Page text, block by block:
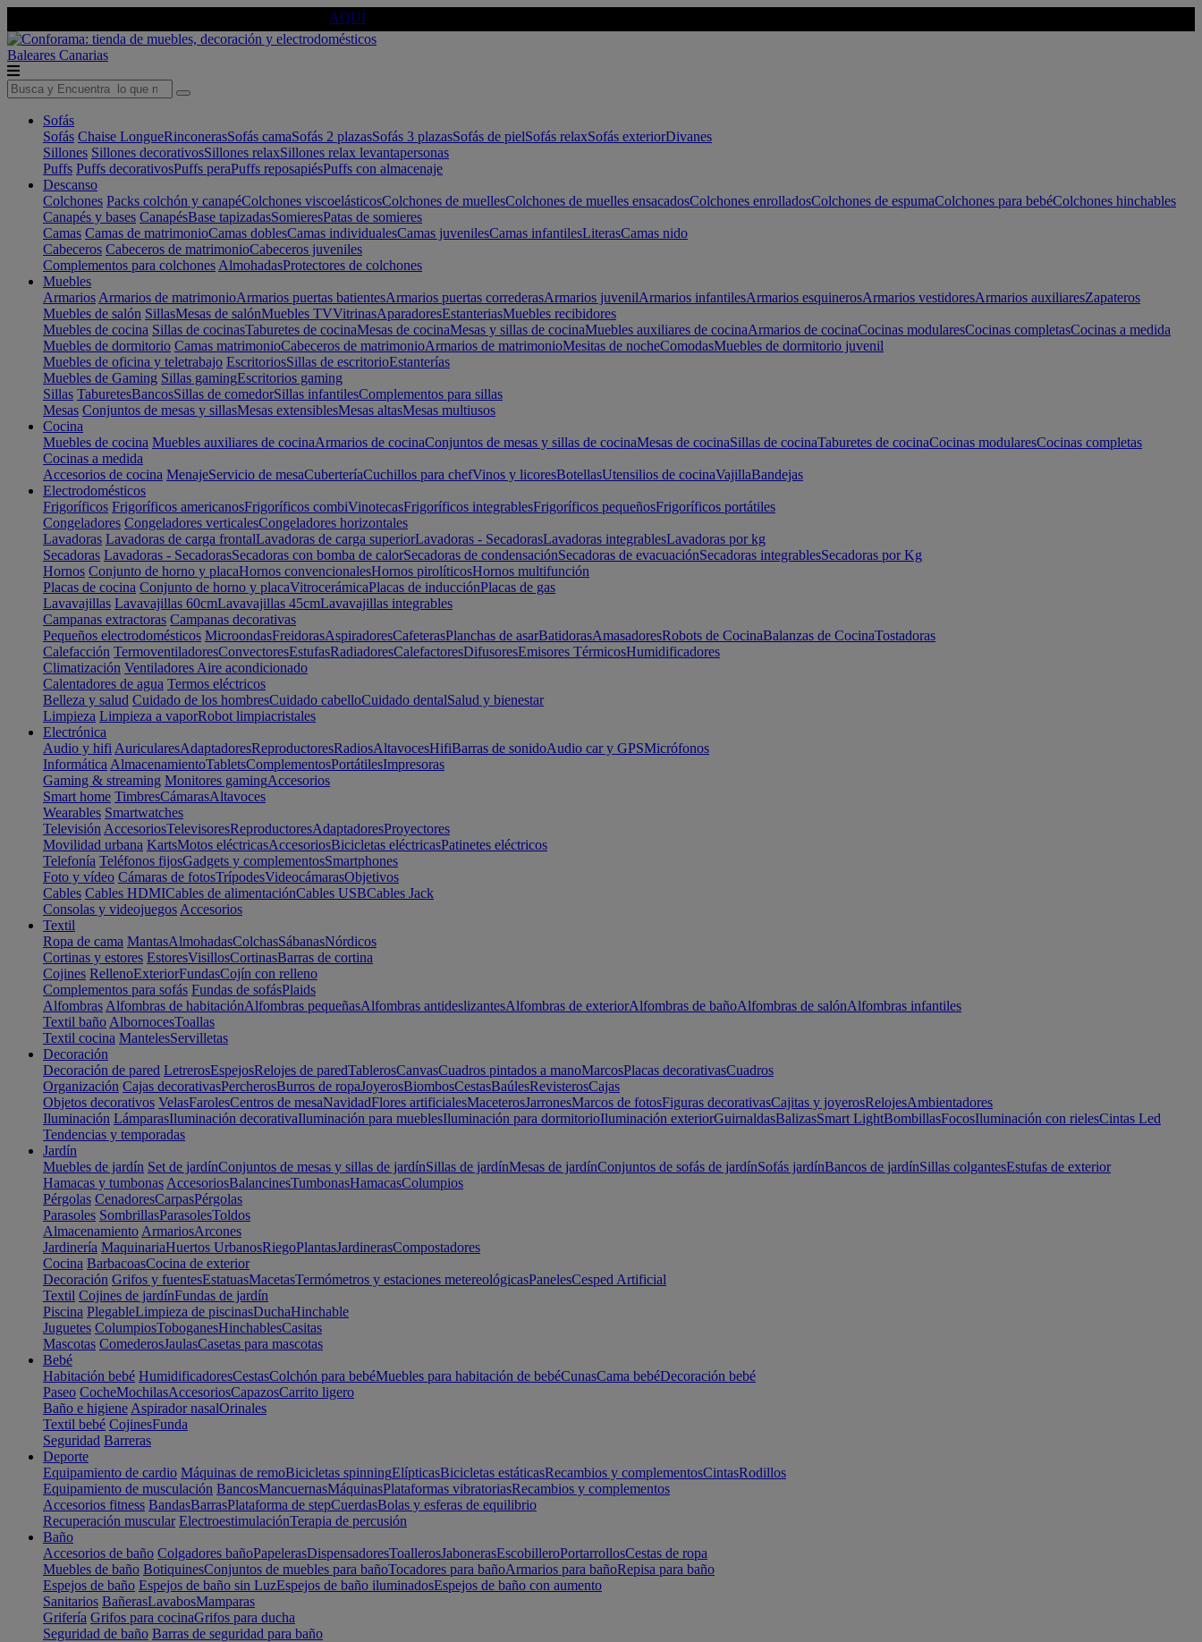
AQUÍ
Baleares Canarias
Sofás
Sofás Chaise LongueRinconerasSofás camaSofás 2 plazasSofás 3 plazasSofás de pielSofás relaxSofás exteriorDivanes
Sillones Sillones decorativosSillones relaxSillones relax levantapersonas
Puffs Puffs decorativosPuffs peraPuffs reposapiésPuffs con almacenaje
Descanso
Colchones Packs colchón y canapéColchones viscoelásticosColchones de muellesColchones de muelles ensacadosColchones enrolladosColchones de espumaColchones para bebéColchones hinchables
Canapés y bases CanapésBase tapizadasSomieresPatas de somieres
Camas Camas de matrimonioCamas doblesCamas individualesCamas juvenilesCamas infantilesLiterasCamas nido
Cabeceros Cabeceros de matrimonioCabeceros juveniles
Complementos para colchones AlmohadasProtectores de colchones
Muebles
Armarios Armarios de matrimonioArmarios puertas batientesArmarios puertas correderasArmarios juvenilArmarios infantilesArmarios esquinerosArmarios vestidoresArmarios auxiliaresZapateros
Muebles de salón SillasMesas de salónMuebles TVVitrinasAparadoresEstanteriasMuebles recibidores
Muebles de cocina Sillas de cocinasTaburetes de cocinaMesas de cocinaMesas y sillas de cocinaMuebles auxiliares de cocinaArmarios de cocinaCocinas modularesCocinas completasCocinas a medida
Muebles de dormitorio Camas matrimonioCabeceros de matrimonioArmarios de matrimonioMesitas de nocheComodasMuebles de dormitorio juvenil
Muebles de oficina y teletrabajo EscritoriosSillas de escritorioEstanterías
Muebles de Gaming Sillas gamingEscritorios gaming
Sillas TaburetesBancosSillas de comedorSillas infantilesComplementos para sillas
Mesas Conjuntos de mesas y sillasMesas extensiblesMesas altasMesas multiusos
Cocina
Muebles de cocina Muebles auxiliares de cocinaArmarios de cocinaConjuntos de mesas y sillas de cocinaMesas de cocinaSillas de cocinaTaburetes de cocinaCocinas modularesCocinas completas
Cocinas a medida
Accesorios de cocina MenajeServicio de mesaCuberteríaCuchillos para chefVinos y licoresBotellasUtensilios de cocinaVajillaBandejas
Electrodomésticos
Frigoríficos Frigoríficos americanosFrigoríficos combiVinotecasFrigoríficos integrablesFrigoríficos pequeñosFrigoríficos portátiles
Congeladores Congeladores verticalesCongeladores horizontales
Lavadoras Lavadoras de carga frontalLavadoras de carga superiorLavadoras - SecadorasLavadoras integrablesLavadoras por kg
Secadoras Lavadoras - SecadorasSecadoras con bomba de calorSecadoras de condensaciónSecadoras de evacuaciónSecadoras integrablesSecadoras por Kg
Hornos Conjunto de horno y placaHornos convencionalesHornos pirolíticosHornos multifunción
Placas de cocina Conjunto de horno y placaVitrocerámicaPlacas de inducciónPlacas de gas
Lavavajillas Lavavajillas 60cmLavavajillas 45cmLavavajillas integrables
Campanas extractoras Campanas decorativas
Pequeños electrodomésticos MicroondasFreidorasAspiradoresCafeterasPlanchas de asarBatidorasAmasadoresRobots de CocinaBalanzas de CocinaTostadoras
Calefacción TermoventiladoresConvectoresEstufasRadiadoresCalefactoresDifusoresEmisores TérmicosHumidificadores
Climatización Ventiladores Aire acondicionado
Calentadores de agua Termos eléctricos
Belleza y salud Cuidado de los hombresCuidado cabelloCuidado dentalSalud y bienestar
Limpieza Limpieza a vaporRobot limpiacristales
Electrónica
Audio y hifi AuricularesAdaptadoresReproductoresRadiosAltavocesHifiBarras de sonidoAudio car y GPSMicrófonos
Informática AlmacenamientoTabletsComplementosPortátilesImpresoras
Gaming & streaming Monitores gamingAccesorios
Smart home TimbresCámarasAltavoces
Wearables Smartwatches
Televisión AccesoriosTelevisoresReproductoresAdaptadoresProyectores
Movilidad urbana KartsMotos eléctricasAccesoriosBicicletas eléctricasPatinetes eléctricos
Telefonía Teléfonos fijosGadgets y complementosSmartphones
Foto y vídeo Cámaras de fotosTrípodesVideocámarasObjetivos
Cables Cables HDMICables de alimentaciónCables USBCables Jack
Consolas y videojuegos Accesorios
Textil
Ropa de cama MantasAlmohadasColchasSábanasNórdicos
Cortinas y estores EstoresVisillosCortinasBarras de cortina
Cojines RellenoExteriorFundasCojín con relleno
Complementos para sofás Fundas de sofásPlaids
Alfombras Alfombras de habitaciónAlfombras pequeñasAlfombras antideslizantesAlfombras de exteriorAlfombras de bañoAlfombras de salónAlfombras infantiles
Textil baño AlbornocesToallas
Textil cocina MantelesServilletas
Decoración
Decoración de pared LetrerosEspejosRelojes de paredTablerosCanvasCuadros pintados a manoMarcosPlacas decorativasCuadros
Organización Cajas decorativasPercherosBurros de ropaJoyerosBiombosCestasBaúlesRevisterosCajas
Objetos decorativos VelasFarolesCentros de mesaNavidadFlores artificialesMaceterosJarronesMarcos de fotosFiguras decorativasCajitas y joyerosRelojesAmbientadores
Iluminación LámparasIluminación decorativaIluminación para mueblesIluminación para dormitorioIluminación exteriorGuirnaldasBalizasSmart LightBombillasFocosIluminación con rielesCintas Led
Tendencias y temporadas
Jardín
Muebles de jardín Set de jardínConjuntos de mesas y sillas de jardínSillas de jardínMesas de jardínConjuntos de sofás de jardínSofás jardínBancos de jardínSillas colgantesEstufas de exterior
Hamacas y tumbonas AccesoriosBalancinesTumbonasHamacasColumpios
Pérgolas CenadoresCarpasPérgolas
Parasoles SombrillasParasolesToldos
Almacenamiento ArmariosArcones
Jardinería MaquinariaHuertos UrbanosRiegoPlantasJardinerasCompostadores
Cocina BarbacoasCocina de exterior
Decoración Grifos y fuentesEstatuasMacetasTermómetros y estaciones metereológicasPanelesCesped Artificial
Textil Cojines de jardínFundas de jardín
Piscina PlegableLimpieza de piscinasDuchaHinchable
Juguetes ColumpiosToboganesHinchablesCasitas
Mascotas ComederosJaulasCasetas para mascotas
Bebé
Habitación bebé HumidificadoresCestasColchón para bebéMuebles para habitación de bebéCunasCama bebéDecoración bebé
Paseo CocheMochilasAccesoriosCapazosCarrito ligero
Baño e higiene Aspirador nasalOrinales
Textil bebé CojinesFunda
Seguridad Barreras
Deporte
Equipamiento de cardio Máquinas de remoBicicletas spinningElípticasBicicletas estáticasRecambios y complementosCintasRodillos
Equipamiento de musculación BancosMancuernasMáquinasPlataformas vibratoriasRecambios y complementos
Accesorios fitness BandasBarrasPlataforma de stepCuerdasBolas y esferas de equilibrio
Recuperación muscular ElectroestimulaciónTerapia de percusión
Baño
Accesorios de baño Colgadores bañoPapelerasDispensadoresToallerosJabonerasEscobilleroPortarrollosCestas de ropa
Muebles de baño BotiquinesConjuntos de muebles para bañoTocadores para bañoArmarios para bañoRepisa para baño
Espejos de baño Espejos de baño sin LuzEspejos de baño iluminadosEspejos de baño con aumento
Sanitarios BañerasLavabosMamparas
Grifería Grifos para cocinaGrifos para ducha
Seguridad de baño Barras de seguridad para baño